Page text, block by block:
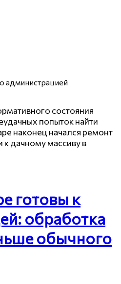
администрацией
состояния
попыток найти
наконец начался ремонт
дачному массиву в
готовы к
обработка
обычного